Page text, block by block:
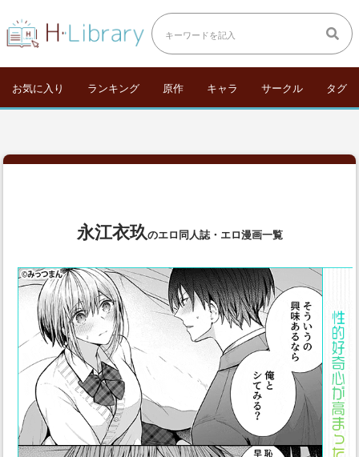
お気に入り ランキング 原作 キャラ サークル タグ
永江衣玖のエロ同人誌・エロ漫画一覧